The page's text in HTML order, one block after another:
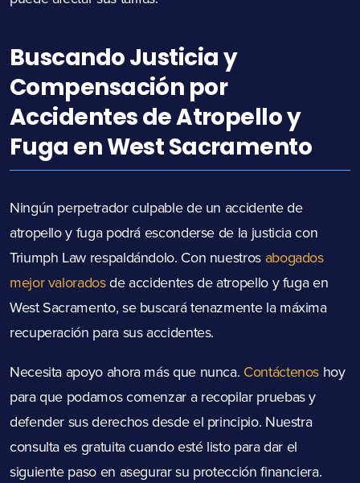
Buscando Justicia y
Compensación por
Accidentes de Atropello y
Fuga en West Sacramento
Ningún perpetrador culpable de un accidente de
atropello y fuga podrá esconderse de la justicia con
Triumph Law respaldándolo. Con nuestros abogados
mejor valoradosde accidentes de atropello y fuga en
West Sacramento, se buscará tenazmente la máxima
recuperación para sus accidentes.
Necesita apoyo ahora más que nunca. Contáctenos hoy
para que podamos comenzar a recopilar pruebas y
defender sus derechos desde el principio. Nuestra
consulta es gratuita cuando esté listo para dar el
siguiente paso en asegurar su protección financiera.